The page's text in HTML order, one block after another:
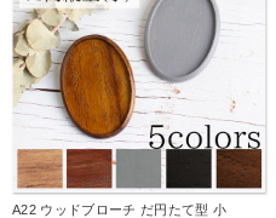
A22 ウッドブローチ だ円たて型 小